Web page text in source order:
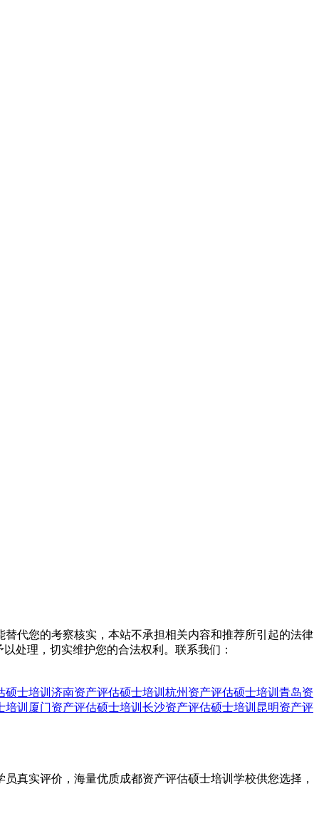
代您的考察核实，本站不承担相关内容和推荐所引起的法律
处理，切实维护您的合法权利。联系我们：
硕士培训 济南资产评估硕士培训 杭州资产评估硕士培训 青岛资
培训 厦门资产评估硕士培训 长沙资产评估硕士培训 昆明资产评
真实评价，海量优质成都资产评估硕士培训学校供您选择，